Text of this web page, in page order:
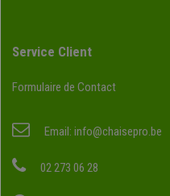
Service Client
Formulaire de Contact
Email: info@chaisepro.be
02 273 06 28